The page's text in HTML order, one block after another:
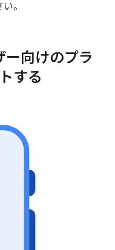
。
ー向けのプラ
する